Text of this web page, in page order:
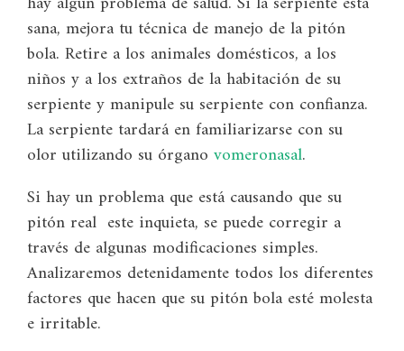
sana, mejora tu técnica de manejo de la pitón
bola. Retire a los animales domésticos, a los
niños y a los extraños de la habitación de su
serpiente y manipule su serpiente con confianza.
La serpiente tardará en familiarizarse con su
olor utilizando su órgano vomeronasal.
Si hay un problema que está causando que su
pitón real este inquieta, se puede corregir a
través de algunas modificaciones simples.
Analizaremos detenidamente todos los diferentes
factores que hacen que su pitón bola esté molesta
e irritable.